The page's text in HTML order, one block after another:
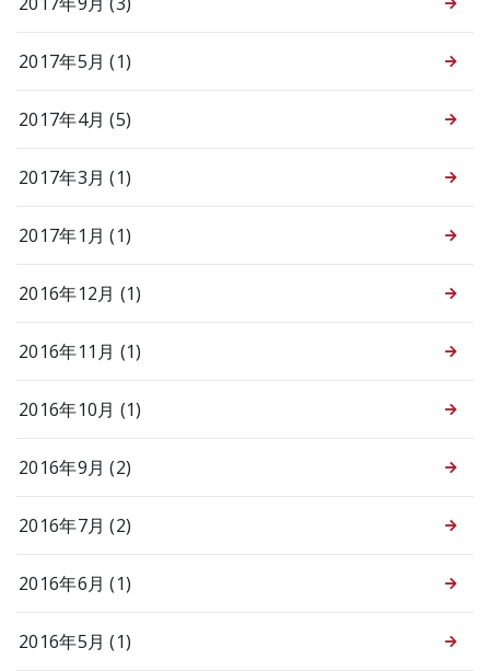
2017年5月 (1)
2017年4月 (5)
2017年3月 (1)
2017年1月 (1)
2016年12月 (1)
2016年11月 (1)
2016年10月 (1)
2016年9月 (2)
2016年7月 (2)
2016年6月 (1)
2016年5月 (1)